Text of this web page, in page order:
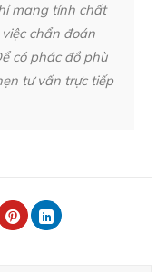
mang tính chất
chẩn đoán
có phác đồ phù
tư vấn trực tiếp